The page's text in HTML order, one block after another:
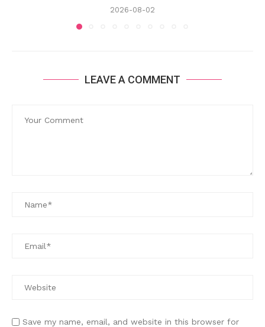
2026-08-02
LEAVE A COMMENT
Save my name, email, and website in this browser for